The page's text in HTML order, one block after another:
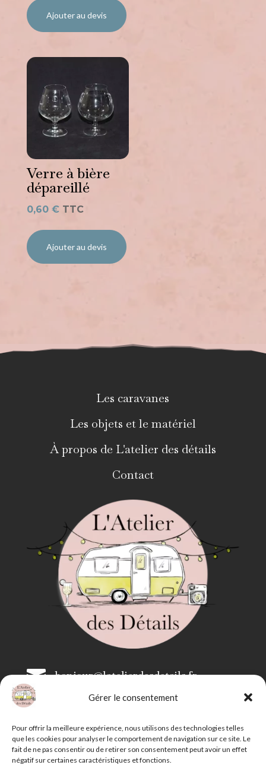
Gérer le consentement
Pour offrir la meilleure expérience, nous utilisons des technologies telles
que les cookies pour analyser le comportement de navigation sur ce site. Le
fait de ne pas consentir ou de retirer son consentement peut avoir un effet
négatif sur certaines caractéristiques et fonctions.
Ajouter au devis
Verre à bière
dépareillé
0,60 € TTC
Ajouter au devis
Les caravanes
Les objets et le matériel
À propos de L'atelier des détails
Contact
 bonjour@latelierdesdetails.fr